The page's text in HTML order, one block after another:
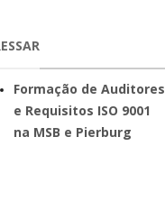
Formação de Auditores
e Requisitos ISO 9001
na MSB e Pierburg